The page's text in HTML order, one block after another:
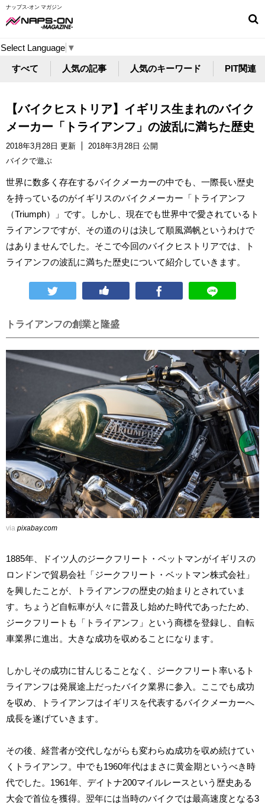
ナップス-オン マガジン
Select Language ▼
すべて 人気の記事 人気のキーワード PIT関連
【バイクヒストリア】イギリス生まれのバイク
メーカー「トライアンフ」の波乱に満ちた歴史
2018年3月28日 更新
2018年3月28日 公開
バイクで遊ぶ
世界に数多く存在するバイクメーカーの中でも、一際長い歴史
を持っているのがイギリスのバイクメーカー「トライアンフ
（Triumph）」です。しかし、現在でも世界中で愛されているト
ライアンフですが、その道のりは決して順風満帆というわけで
はありませんでした。そこで今回のバイクヒストリアでは、ト
ライアンフの波乱に満ちた歴史について紹介していきます。
トライアンフの創業と隆盛
via pixabay.com
1885年、ドイツ人のジークフリート・ベットマンがイギリスの
ロンドンで貿易会社「ジークフリート・ベットマン株式会社」
を興したことが、トライアンフの歴史の始まりとされていま
す。ちょうど自転車が人々に普及し始めた時代であったため、
ジークフリートも「トライアンフ」という商標を登録し、自転
車業界に進出。大きな成功を収めることになります。
しかしその成功に甘んじることなく、ジークフリート率いるト
ライアンフは発展途上だったバイク業界に参入。ここでも成功
を収め、トライアンフはイギリスを代表するバイクメーカーへ
成長を遂げていきます。
その後、経営者が交代しながらも変わらぬ成功を収め続けてい
くトライアンフ。中でも1960年代はまさに黄金期というべき時
代でした。1961年、デイトナ200マイルレースという歴史ある
大会で首位を獲得。翌年には当時のバイクでは最高速度となる3